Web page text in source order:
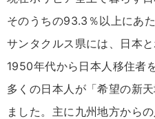
そのうちの93.3％以上にあ
サンタクルス県には、日本
1950年代から日本人移住者
多くの日本人が「希望の新
ました。主に九州地方から